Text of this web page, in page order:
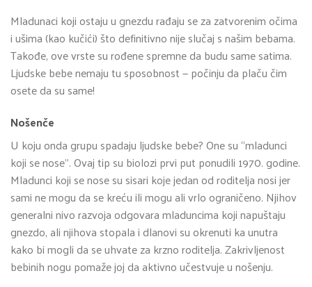
Mladunaci koji ostaju u gnezdu rađaju se za zatvorenim očima
i ušima (kao kučići) što definitivno nije slučaj s našim bebama.
Takođe, ove vrste su rođene spremne da budu same satima.
Ljudske bebe nemaju tu sposobnost — počinju da plaču čim
osete da su same!
Nošenče
U koju onda grupu spadaju ljudske bebe? One su “mladunci
koji se nose”. Ovaj tip su biolozi prvi put ponudili 1970. godine.
Mladunci koji se nose su sisari koje jedan od roditelja nosi jer
sami ne mogu da se kreću ili mogu ali vrlo ograničeno. Njihov
generalni nivo razvoja odgovara mladuncima koji napuštaju
gnezdo, ali njihova stopala i dlanovi su okrenuti ka unutra
kako bi mogli da se uhvate za krzno roditelja. Zakrivljenost
bebinih nogu pomaže joj da aktivno učestvuje u nošenju.